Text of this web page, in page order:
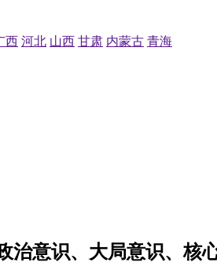
西 河北 山西 甘肃 内蒙古 青海
治意识、大局意识、核